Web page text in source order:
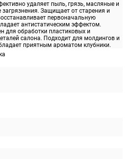
удаляет пыль, грязь, масляные и
загрязнения. Защищает от старения и
первоначальную
антистатическим эффектом.
для обработки пластиковых и
салона. Подходит для молдингов и
приятным ароматом клубники.